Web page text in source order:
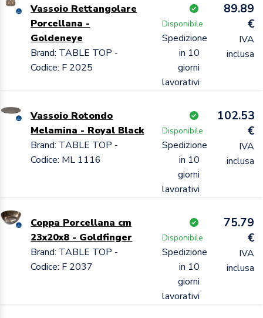
Vassoio Rettangolare
Porcellana -
Goldeneye
Brand: TABLE TOP -
Codice: F 2025
Disponibile
Spedizione
in 10
giorni
lavorativi
89.89
€
IVA
inclusa
Vassoio Rotondo
Melamina - Royal Black
Brand: TABLE TOP -
Codice: ML 1116
Disponibile
Spedizione
in 10
giorni
lavorativi
102.53
€
IVA
inclusa
Coppa Porcellana cm
23x20x8 - Goldfinger
Brand: TABLE TOP -
Codice: F 2037
Disponibile
Spedizione
in 10
giorni
lavorativi
75.79
€
IVA
inclusa